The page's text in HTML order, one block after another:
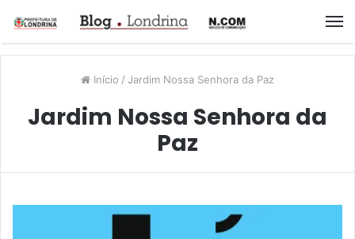
Início / Jardim Nossa Senhora da Paz
Jardim Nossa Senhora da
Paz